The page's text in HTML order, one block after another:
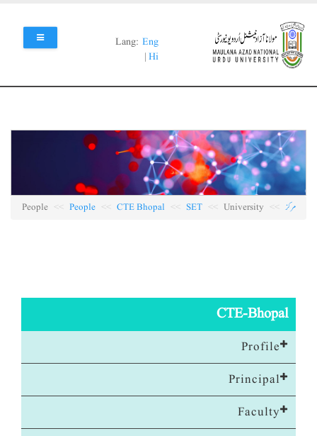
main
content
Lang: Eng
| Hi
مرکز SET
CTE Bhopal
People
CTE-Bhopal
Profile
Principal
Faculty